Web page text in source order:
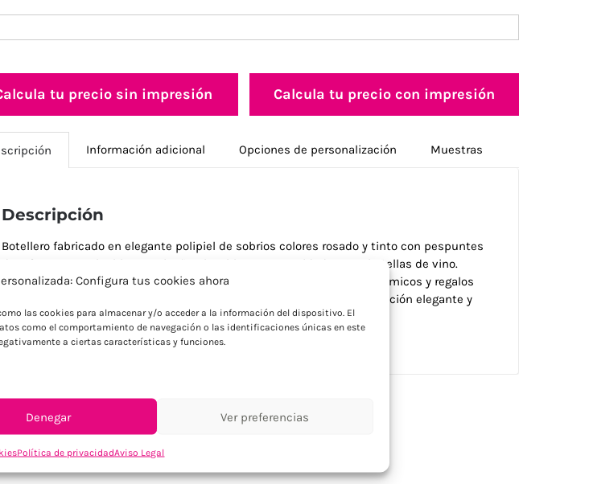
Configura tus cookies ahora
las cookies para almacenar y/o acceder a la información del dispositivo. El
como el comportamiento de navegación o las identificaciones únicas en este
a ciertas características y funciones.
Denegar Ver preferencias
Política de privacidadAviso Legal
tu precio sin impresión Calcula tu precio con impresión
Información adicional Opciones de personalización Muestras
Descripción
Botellero fabricado en elegante polipiel de sobrios colores rosado y tinto con pespuntes
de refuerzo en color blanco. Diseño plegable con capacidad para 3 botellas de vino.
Ideal para empresas del sector vitivinícola, bodegas, eventos gastronómicos y regalos
corporativos relacionados con el mundo del vino que buscan presentación elegante y
funcional.
Cocina / Bodega,Hogar